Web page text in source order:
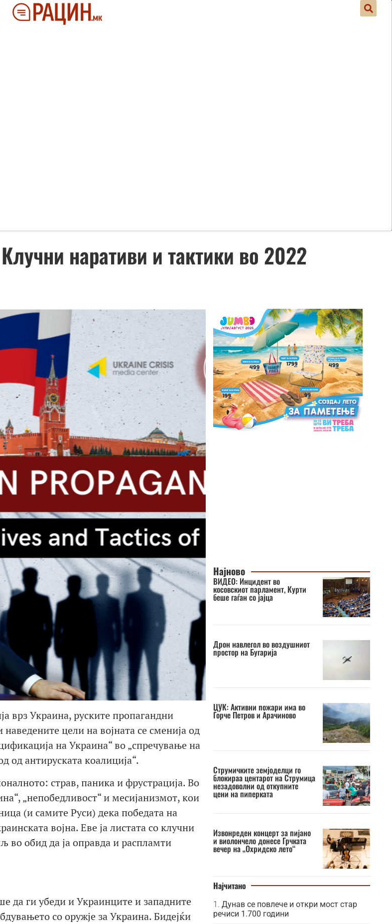
наративи и тактики во 2022
врз Украина, руските пропагандни
цели на војната се сменија од
на Украина“ во „спречување на
од антируската коалиција“.
страв, паника и фрустрација. Во
„непобедливост“ и месијанизмот, кои
(и самите Руси) дека победата на
војна. Еве ја листата со клучни
обид да ја оправда и распламти
да ги убеди и Украинците и западните
со оружје за Украина. Бидејќи
Најново
ВИДЕО: Инцидент во
косовскиот парламент, Курти
беше гаѓан со јајца
Дрон навлегол во воздушниот
простор на Бугарија
ЦУК: Активни пожари има во
Ѓорче Петров и Арачиново
Струмичките земјоделци го
блокираа центарот на Струмица
незадоволни од откупните
цени на пиперката
Извонреден концерт за пијано
и виолончело донесе Грчката
вечер на „Охридско лето“
Најчитано
Дунав се повлече и откри мост стар
речиси 1.700 години